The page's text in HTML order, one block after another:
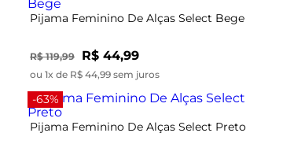
Pijama Feminino De Alças Select Bege
R$ 119,99 R$ 44,99
ou 1x de R$ 44,99 sem juros
-63%
Pijama Feminino De Alças Select Preto